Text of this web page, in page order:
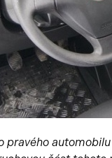
pravého